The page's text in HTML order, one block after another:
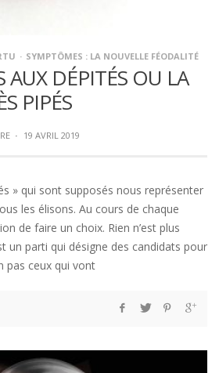
SYMPTÔMES : LA NOUVELLE FÉODALITÉ
AUX DÉPITÉS OU LA
PIPÉS
· 19 AVRIL 2019
» qui sont supposés nous représenter
les élisons. Au cours de chaque
de faire un choix. Rien n’est plus
un parti qui désigne des candidats pour
pas ceux qui vont